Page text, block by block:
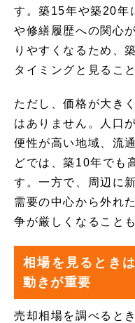
す。築15年や築20年
や修繕履歴への関心
りやすくなるため、
タイミングと見るこ
ただし、価格が大き
はありません。人口
便性が高い地域、流
どでは、築10年でも
す。一方で、周辺に
需要の中心から外れ
争が厳しくなること
相場を見るとき
動きが重要
売却相場を調べると